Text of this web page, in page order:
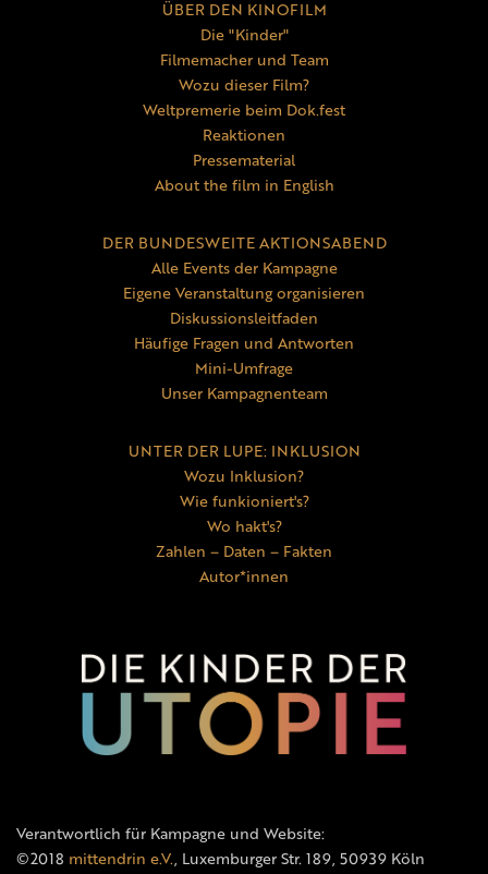
ÜBER DEN KINOFILM
Die "Kinder"
Filmemacher und Team
Wozu dieser Film?
Weltpremerie beim Dok.fest
Reaktionen
Pressematerial
About the film in English
DER BUNDESWEITE AKTIONSABEND
Alle Events der Kampagne
Eigene Veranstaltung organisieren
Diskussionsleitfaden
Häufige Fragen und Antworten
Mini-Umfrage
Unser Kampagnenteam
UNTER DER LUPE: INKLUSION
Wozu Inklusion?
Wie funkioniert's?
Wo hakt's?
Zahlen – Daten – Fakten
Autor*innen
Verantwortlich für Kampagne und Website:
©2018 mittendrin e.V., Luxemburger Str. 189, 50939 Köln